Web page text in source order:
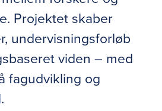
Projektet skaber
undervisningsforløb
viden – med
fagudvikling og